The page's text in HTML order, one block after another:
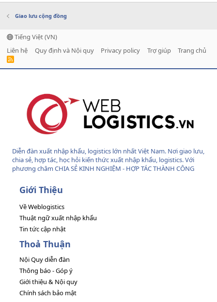
Giao lưu cộng đồng
Tiếng Việt (VN)
Liên hệ
Quy định và Nội quy Privacy policy Trợ giúp Trang chủ
R
Diễn đàn xuất nhập khẩu, logistics lớn nhất Việt Nam. Nơi giao lưu,
chia sẻ, hợp tác, học hỏi kiến thức xuất nhập khẩu, logistics. Với
phương châm CHIA SẺ KINH NGHIỆM - HỢP TÁC THÀNH CÔNG
Giới Thiệu
Về Weblogistics
Thuật ngữ xuất nhập khẩu
Tin tức cập nhật
Thoả Thuận
Nội Quy diễn đàn
Thông báo - Góp ý
Giới thiệu & Nội quy
Chính sách bảo mật